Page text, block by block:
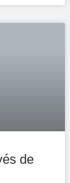
de